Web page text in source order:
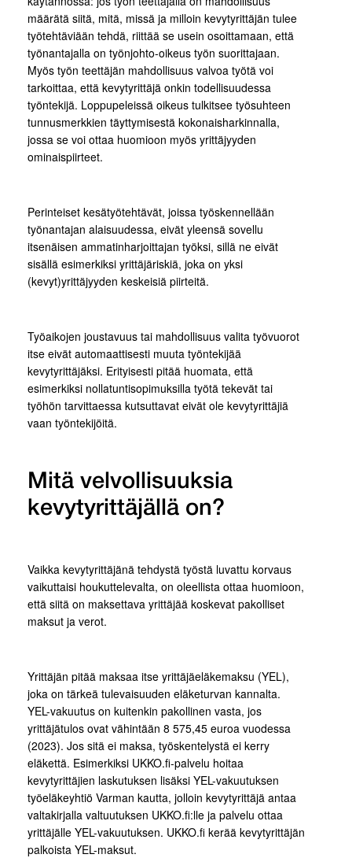
määrätä siitä, mitä, missä ja milloin kevytyrittäjän tulee
työtehtäviään tehdä, riittää se usein osoittamaan, että
työnantajalla on työnjohto-oikeus työn suorittajaan.
Myös työn teettäjän mahdollisuus valvoa työtä voi
tarkoittaa, että kevytyrittäjä onkin todellisuudessa
työntekijä. Loppupeleissä oikeus tulkitsee työsuhteen
tunnusmerkkien täyttymisestä kokonaisharkinnalla,
jossa se voi ottaa huomioon myös yrittäjyyden
ominaispiirteet.
Perinteiset kesätyötehtävät, joissa työskennellään
työnantajan alaisuudessa, eivät yleensä sovellu
itsenäisen ammatinharjoittajan työksi, sillä ne eivät
sisällä esimerkiksi yrittäjäriskiä, joka on yksi
(kevyt)yrittäjyyden keskeisiä piirteitä.
Työaikojen joustavuus tai mahdollisuus valita työvuorot
itse eivät automaattisesti muuta työntekijää
kevytyrittäjäksi. Erityisesti pitää huomata, että
esimerkiksi nollatuntisopimuksilla työtä tekevät tai
työhön tarvittaessa kutsuttavat eivät ole kevytyrittäjiä
vaan työntekijöitä.
Mitä velvollisuuksia
kevytyrittäjällä on?
Vaikka kevytyrittäjänä tehdystä työstä luvattu korvaus
vaikuttaisi houkuttelevalta, on oleellista ottaa huomioon,
että siitä on maksettava yrittäjää koskevat pakolliset
maksut ja verot.
Yrittäjän pitää maksaa itse yrittäjäeläkemaksu (YEL),
joka on tärkeä tulevaisuuden eläketurvan kannalta.
YEL-vakuutus on kuitenkin pakollinen vasta, jos
yrittäjätulos ovat vähintään 8 575,45 euroa vuodessa
(2023). Jos sitä ei maksa, työskentelystä ei kerry
eläkettä. Esimerkiksi UKKO.fi-palvelu hoitaa
kevytyrittäjien laskutuksen lisäksi YEL-vakuutuksen
työeläkeyhtiö Varman kautta, jolloin kevytyrittäjä antaa
valtakirjalla valtuutuksen UKKO.fi:lle ja palvelu ottaa
yrittäjälle YEL-vakuutuksen. UKKO.fi kerää kevytyrittäjän
palkoista YEL-maksut.